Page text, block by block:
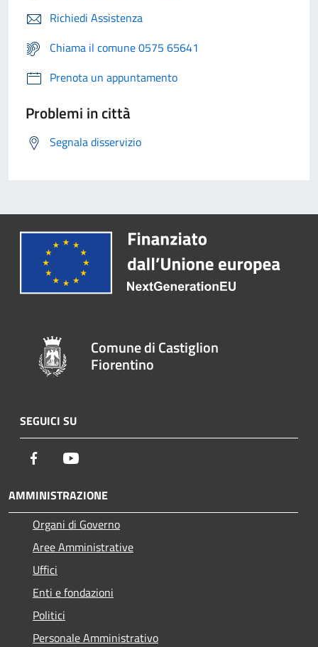
Richiedi Assistenza
Chiama il comune 0575 65641
Prenota un appuntamento
Problemi in città
Segnala disservizio
Comune di Castiglion
Fiorentino
SEGUICI SU
Facebook
AMMINISTRAZIONE
Organi di Governo
Aree Amministrative
Uffici
Enti e fondazioni
Politici
Personale Amministrativo